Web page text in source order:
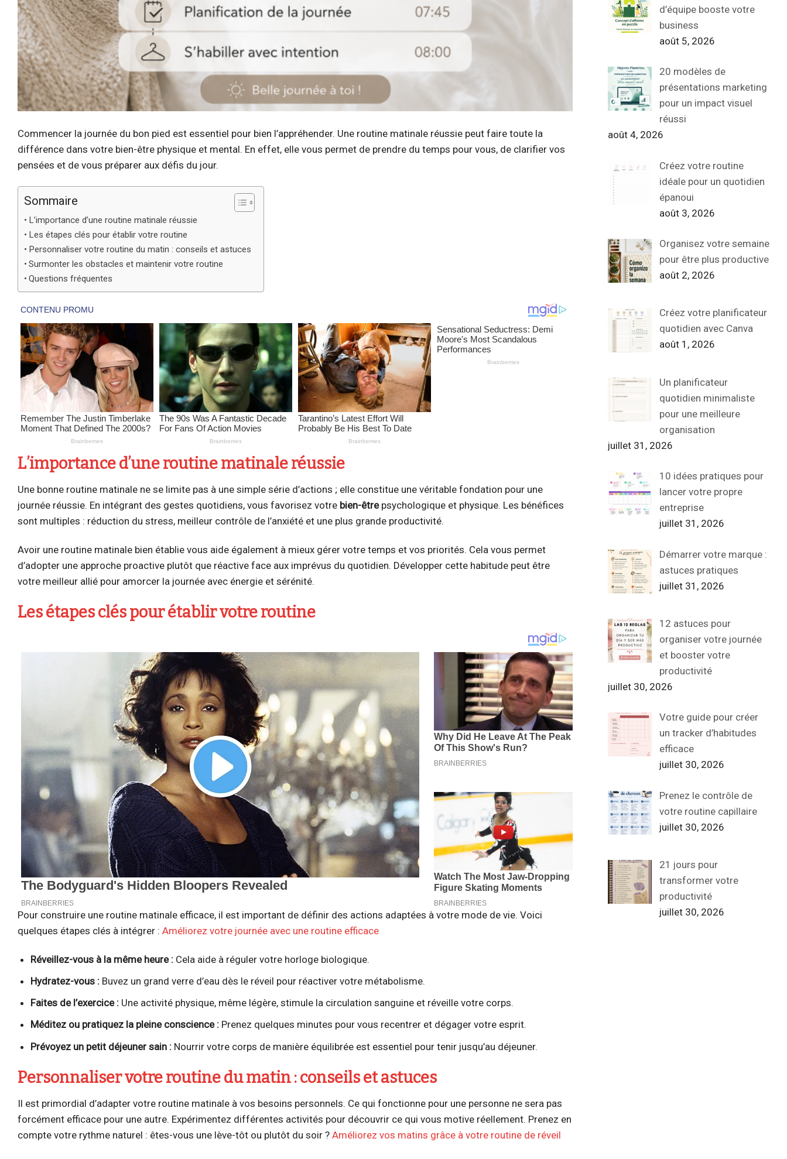
Commencer la journée du bon pied est essentiel pour bien l’appréhender. Une routine matinale réussie peut faire toute la
différence dans votre bien-être physique et mental. En effet, elle vous permet de prendre du temps pour vous, de clarifier vos
pensées et de vous préparer aux défis du jour.
Sommaire
L’importance d’une routine matinale réussie
Les étapes clés pour établir votre routine
Personnaliser votre routine du matin : conseils et astuces
Surmonter les obstacles et maintenir votre routine
Questions fréquentes
L’importance d’une routine matinale réussie
Une bonne routine matinale ne se limite pas à une simple série d’actions ; elle constitue une véritable fondation pour une
journée réussie. En intégrant des gestes quotidiens, vous favorisez votre bien-êtrepsychologique et physique. Les bénéfices
sont multiples : réduction du stress, meilleur contrôle de l’anxiété et une plus grande productivité.
Avoir une routine matinale bien établie vous aide également à mieux gérer votre temps et vos priorités. Cela vous permet
d’adopter une approche proactive plutôt que réactive face aux imprévus du quotidien. Développer cette habitude peut être
votre meilleur allié pour amorcer la journée avec énergie et sérénité.
Les étapes clés pour établir votre routine
Pour construire une routine matinale efficace, il est important de définir des actions adaptées à votre mode de vie. Voici
quelques étapes clés à intégrer : Améliorez votre journée avec une routine efficace
Réveillez-vous à la même heure : Cela aide à réguler votre horloge biologique.
Hydratez-vous : Buvez un grand verre d’eau dès le réveil pour réactiver votre métabolisme.
Faites de l’exercice : Une activité physique, même légère, stimule la circulation sanguine et réveille votre corps.
Méditez ou pratiquez la pleine conscience : Prenez quelques minutes pour vous recentrer et dégager votre esprit.
Prévoyez un petit déjeuner sain : Nourrir votre corps de manière équilibrée est essentiel pour tenir jusqu’au déjeuner.
Personnaliser votre routine du matin : conseils et astuces
Il est primordial d’adapter votre routine matinale à vos besoins personnels. Ce qui fonctionne pour une personne ne sera pas
forcément efficace pour une autre. Expérimentez différentes activités pour découvrir ce qui vous motive réellement. Prenez en
compte votre rythme naturel : êtes-vous une lève-tôt ou plutôt du soir ? Améliorez vos matins grâce à votre routine de réveil
d’équipe booste votre
business
août 5, 2026
20 modèles de
présentations marketing
pour un impact visuel
réussi
août 4, 2026
Créez votre routine
idéale pour un quotidien
épanoui
août 3, 2026
Organisez votre semaine
pour être plus productive
août 2, 2026
Créez votre planificateur
quotidien avec Canva
août 1, 2026
Un planificateur
quotidien minimaliste
pour une meilleure
organisation
juillet 31, 2026
10 idées pratiques pour
lancer votre propre
entreprise
juillet 31, 2026
Démarrer votre marque :
astuces pratiques
juillet 31, 2026
12 astuces pour
organiser votre journée
et booster votre
productivité
juillet 30, 2026
Votre guide pour créer
un tracker d’habitudes
efficace
juillet 30, 2026
Prenez le contrôle de
votre routine capillaire
juillet 30, 2026
21 jours pour
transformer votre
productivité
juillet 30, 2026